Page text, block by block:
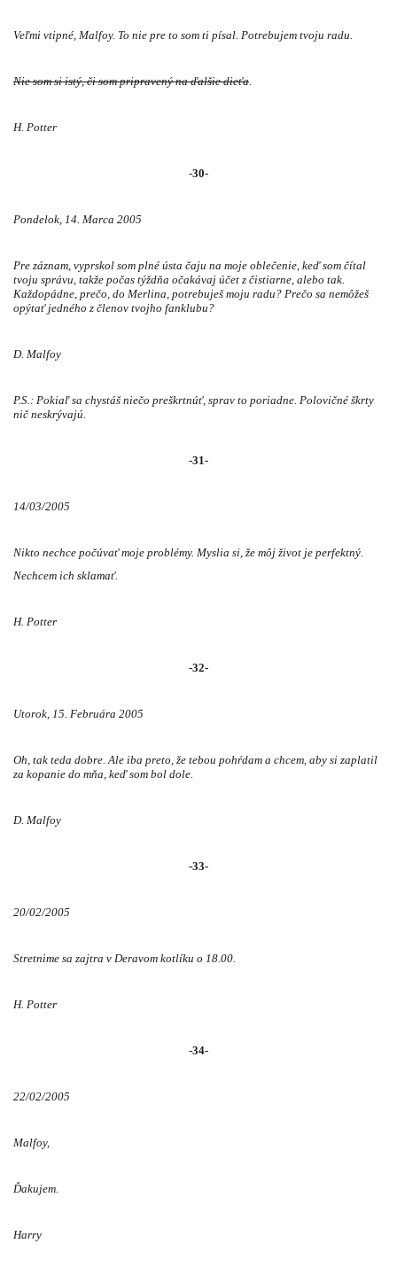
Veľmi vtipné, Malfoy. To nie pre to som ti písal. Potrebujem tvoju radu.
Nie som si istý, či som pripravený na ďalšie dieťa.
H. Potter
-30-
Pondelok, 14. Marca 2005
Pre záznam, vyprskol som plné ústa čaju na moje oblečenie, keď som čítal
tvoju správu, takže počas týždňa očakávaj účet z čistiarne, alebo tak.
Každopádne, prečo, do Merlina, potrebuješ moju radu? Prečo sa nemôžeš
opýtať jedného z členov tvojho fanklubu?
D. Malfoy
P.S.: Pokiaľ sa chystáš niečo preškrtnúť, sprav to poriadne. Polovičné škrty
nič neskrývajú.
-31-
14/03/2005
Nikto nechce počúvať moje problémy. Myslia si, že môj život je perfektný.
Nechcem ich sklamať.
H. Potter
-32-
Utorok, 15. Februára 2005
Oh, tak teda dobre. Ale iba preto, že tebou pohŕdam a chcem, aby si zaplatil
za kopanie do mňa, keď som bol dole.
D. Malfoy
-33-
20/02/2005
Stretnime sa zajtra v Deravom kotlíku o 18.00.
H. Potter
-34-
22/02/2005
Malfoy,
Ďakujem.
Harry